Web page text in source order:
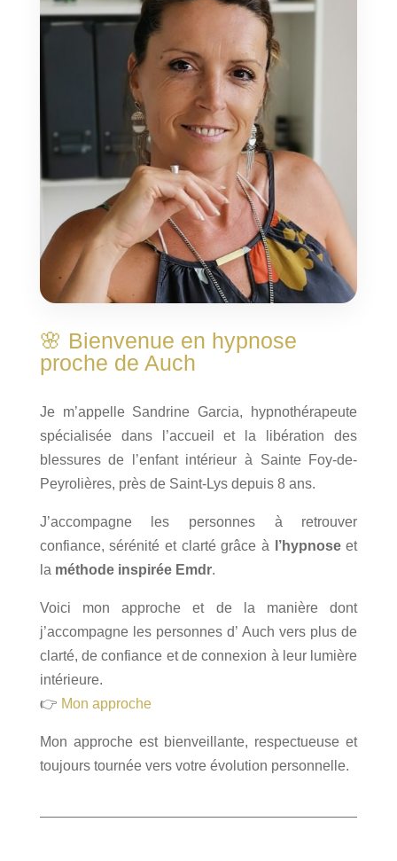
🌸 Bienvenue en hypnose
proche de Auch
Je m’appelle Sandrine Garcia, hypnothérapeute
spécialisée dans l’accueil et la libération des
blessures de l’enfant intérieur à Sainte Foy-de-
Peyrolières, près de Saint-Lys depuis 8 ans.
J’accompagne les personnes à retrouver
confiance, sérénité et clarté grâce àl’hypnoseet
la méthode inspirée Emdr.
Voici mon approche et de la manière dont
j’accompagne les personnes d’ Auch vers plus de
clarté, de confiance et de connexion à leur lumière
intérieure.
👉 Mon approche
Mon approche est bienveillante, respectueuse et
toujours tournée vers votre évolution personnelle.